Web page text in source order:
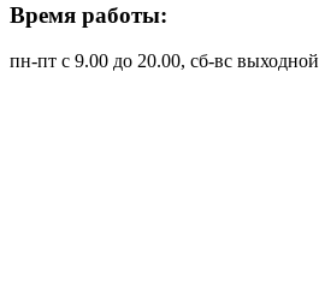
Время работы:
пн-пт с 9.00 до 20.00, сб-вс выходной